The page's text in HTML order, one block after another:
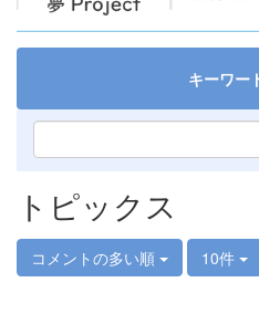
キーワー
トピックス
コメントの多い順 10件